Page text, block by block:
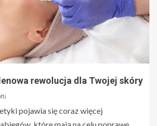
rewolucja dla Twojej skóry
pojawia się coraz więcej